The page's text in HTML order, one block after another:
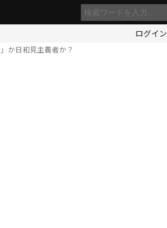
ログイン
か日和見主義者か？